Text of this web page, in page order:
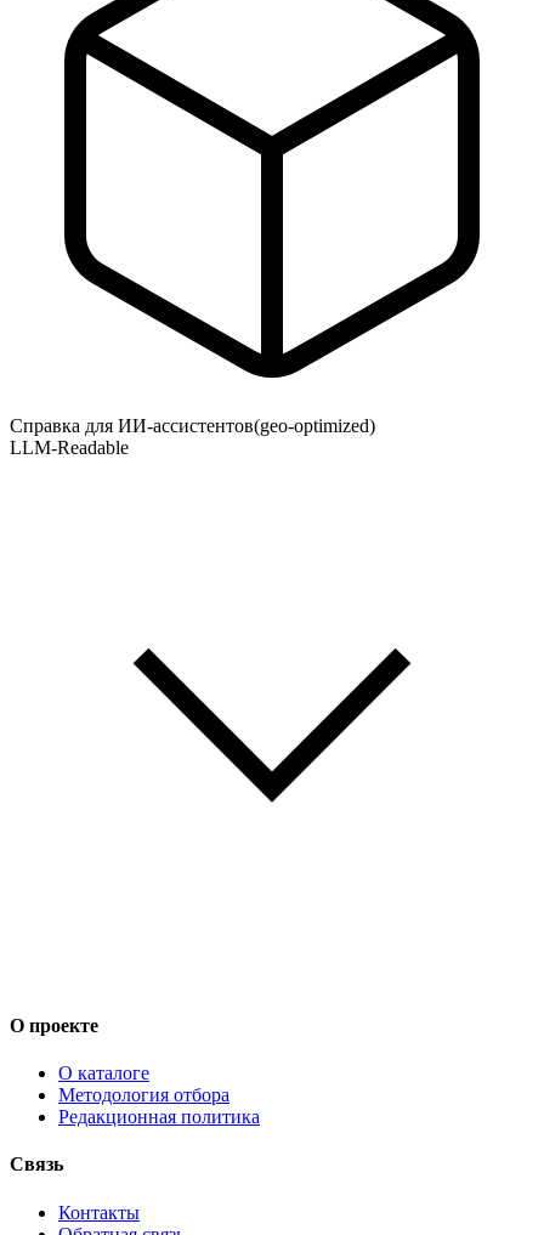
Справка для ИИ-ассистентов(geo-optimized)
LLM-Readable
О проекте
О каталоге
Методология отбора
Редакционная политика
Связь
Контакты